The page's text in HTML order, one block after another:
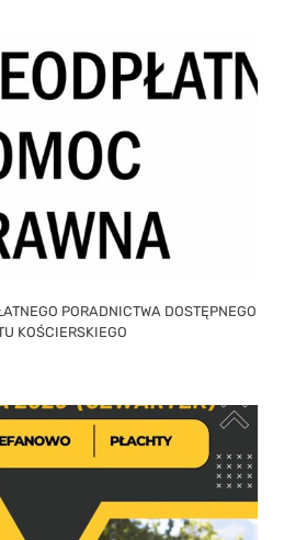
PORADNICTWA DOSTĘPNEGO
KOŚCIERSKIEGO